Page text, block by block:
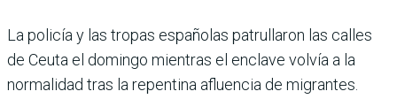
La policía y las tropas españolas patrullaron las calles
de Ceuta el domingo mientras el enclave volvía a la
normalidad tras la repentina afluencia de migrantes.